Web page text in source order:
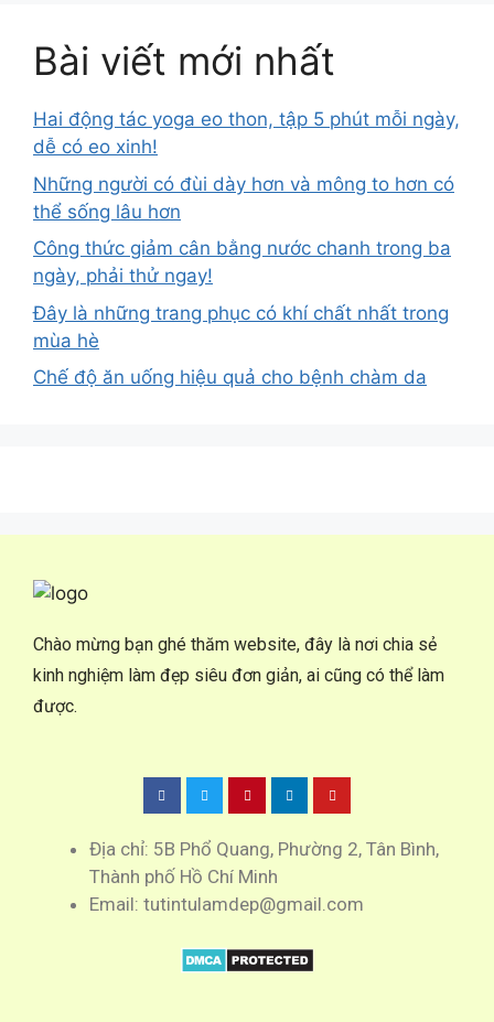
Bài viết mới nhất
Hai động tác yoga eo thon, tập 5 phút mỗi ngày,
dễ có eo xinh!
Những người có đùi dày hơn và mông to hơn có
thể sống lâu hơn
Công thức giảm cân bằng nước chanh trong ba
ngày, phải thử ngay!
Đây là những trang phục có khí chất nhất trong
mùa hè
Chế độ ăn uống hiệu quả cho bệnh chàm da
Chào mừng bạn ghé thăm website, đây là nơi chia sẻ
kinh nghiệm làm đẹp siêu đơn giản, ai cũng có thể làm
được.
Địa chỉ: 5B Phổ Quang, Phường 2, Tân Bình,
Thành phố Hồ Chí Minh
Email: tutintulamdep@gmail.com